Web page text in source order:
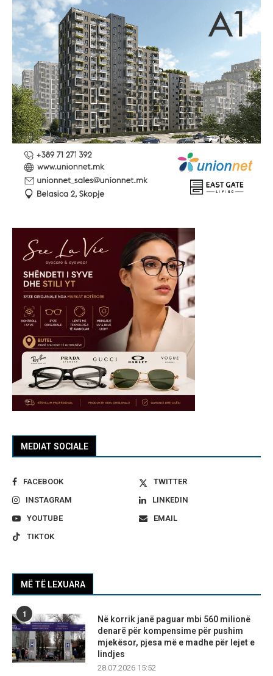
MEDIAT SOCIALE
FACEBOOK
TWITTER
INSTAGRAM
LINKEDIN
YOUTUBE
EMAIL
TIKTOK
MË TË LEXUARA
1
Në korrik janë paguar mbi 560 milionë
denarë për kompensime për pushim
mjekësor, pjesa më e madhe për lejet e
lindjes
28.07.2026 15:52